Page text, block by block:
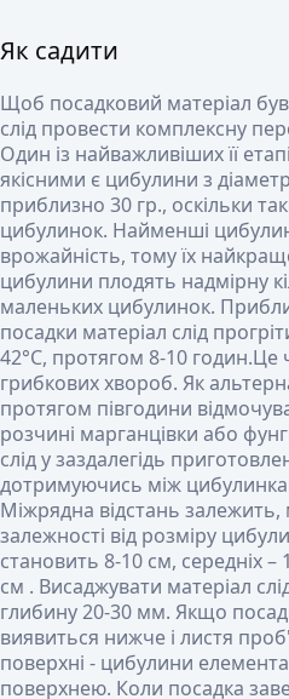
Як садити
Щоб посадковий матеріал
слід провести комплексну
Один із найважливіших її
якісними є цибулини з
приблизно 30 гр., оскільки
цибулинок. Найменші
врожайність, тому їх
цибулини плодять надмірну
маленьких цибулинок.
посадки матеріал слід
42°С, протягом 8-10 годин.Це
грибкових хвороб. Як
протягом півгодини
розчині марганцівки або
слід у заздалегідь
дотримуючись між
Міжрядна відстань
залежності від розміру
становить 8-10 см, середніх –
см . Висаджувати матеріал
глибину 20-30 мм. Якщо
виявиться нижче і листя
поверхні - цибулини
поверхнею. Коли посадка